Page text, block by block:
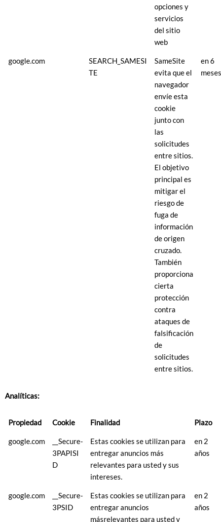
opciones y
servicios
del sitio
web
google.com
SEARCH_SAMESI
TE
SameSite
evita que el
navegador
envíe esta
cookie
junto con
las
solicitudes
entre sitios.
El objetivo
principal es
mitigar el
riesgo de
fuga de
información
de origen
cruzado.
También
proporciona
cierta
protección
contra
ataques de
falsificación
de
solicitudes
entre sitios.
en 6
Analíticas:
Propiedad Cookie Finalidad Plazo
google.com
__Secure-
3PAPISI
D
Estas cookies se utilizan para
entregar anuncios más
relevantes para usted y sus
intereses.
en 2
años
google.com
__Secure-
3PSID
Estas cookies se utilizan para
entregar anuncios
másrelevantes para usted y
en 2
años